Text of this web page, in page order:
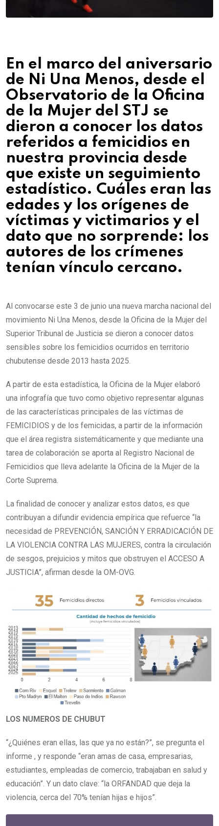
En el marco del aniversario
de Ni Una Menos, desde el
Observatorio de la Oficina
de la Mujer del STJ se
dieron a conocer los datos
referidos a femicidios en
nuestra provincia desde
que existe un seguimiento
estadístico. Cuáles eran las
edades y los orígenes de
víctimas y victimarios y el
dato que no sorprende: los
autores de los crímenes
tenían vínculo cercano.
Al convocarse este 3 de junio una nueva marcha nacional del
movimiento Ni Una Menos, desde la Oficina de la Mujer del
Superior Tribunal de Justicia se dieron a conocer datos
sensibles sobre los femicidios ocurridos en territorio
chubutense desde 2013 hasta 2025.
A partir de esta estadística, la Oficina de la Mujer elaboró
una infografía que tuvo como objetivo representar algunas
de las características principales de las víctimas de
FEMICIDIOS y de los femicidas, a partir de la información
que el área registra sistemáticamente y que mediante una
tarea de colaboración se aporta al Registro Nacional de
Femicidios que lleva adelante la Oficina de la Mujer de la
Corte Suprema.
La finalidad de conocer y analizar estos datos, es que
contribuyan a difundir evidencia empírica que refuerce “la
necesidad de PREVENCIÓN, SANCIÓN Y ERRADICACIÓN DE
LA VIOLENCIA CONTRA LAS MUJERES, contra la circulación
de sesgos, prejuicios y mitos que obstruyen el ACCESO A
JUSTICIA”, afirman desde la OM-OVG.
LOS NUMEROS DE CHUBUT
“¿Quiénes eran ellas, las que ya no están?”, se pregunta el
informe , y responde “eran amas de casa, empresarias,
estudiantes, empleadas de comercio, trabajaban en salud y
educación”. Y un dato clave: “la ORFANDAD que deja la
violencia, cerca del 70% tenían hijas e hijos”.